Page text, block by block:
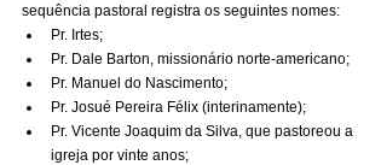
sequência pastoral registra os seguintes nomes:
Pr. Irtes;
Pr. Dale Barton, missionário norte-americano;
Pr. Manuel do Nascimento;
Pr. Josué Pereira Félix (interinamente);
Pr. Vicente Joaquim da Silva, que pastoreou a
igreja por vinte anos;